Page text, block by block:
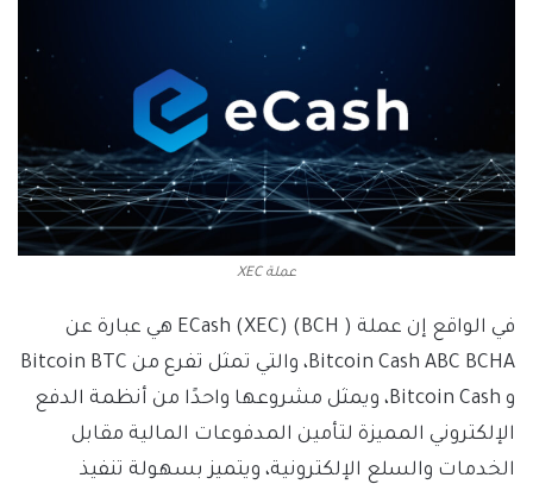
عملة XEC
في الواقع إن عملة ( ECash (XEC) (BCH هي عبارة عن
Bitcoin Cash ABC BCHA، والتي تمثل تفرع من Bitcoin BTC
و Bitcoin Cash، ويمثل مشروعها واحدًا من أنظمة الدفع
الإلكتروني المميزة لتأمين المدفوعات المالية مقابل
الخدمات والسلع الإلكترونية، ويتميز بسهولة تنفيذ